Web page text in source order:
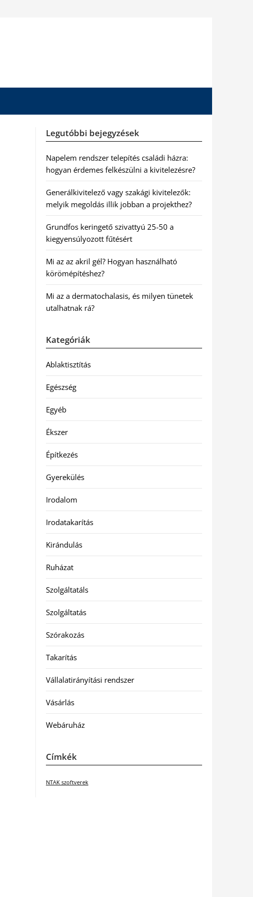
Legutóbbi bejegyzések
Napelem rendszer telepítés családi házra:
hogyan érdemes felkészülni a kivitelezésre?
Generálkivitelező vagy szakági kivitelezők:
melyik megoldás illik jobban a projekthez?
Grundfos keringető szivattyú 25-50 a
kiegyensúlyozott fűtésért
Mi az az akril gél? Hogyan használható
körömépítéshez?
Mi az a dermatochalasis, és milyen tünetek
utalhatnak rá?
Kategóriák
Ablaktisztítás
Egészség
Egyéb
Ékszer
Építkezés
Gyerekülés
Irodalom
Irodatakarítás
Kirándulás
Ruházat
Szolgáltatáls
Szolgáltatás
Szórakozás
Takarítás
Vállalatirányítási rendszer
Vásárlás
Webáruház
Címkék
NTAK szoftverek